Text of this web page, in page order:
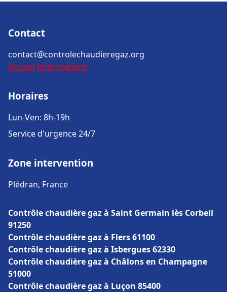
Contact
contact@controlechaudieregaz.org
Accueil Informations
Horaires
Lun-Ven: 8h-19h
Service d'urgence 24/7
Zone intervention
Plédran, France
Contrôle chaudière gaz à Saint Germain lès Corbeil
91250
Contrôle chaudière gaz à Flers 61100
Contrôle chaudière gaz à Isbergues 62330
Contrôle chaudière gaz à Châlons en Champagne
51000
Contrôle chaudière gaz à Luçon 85400